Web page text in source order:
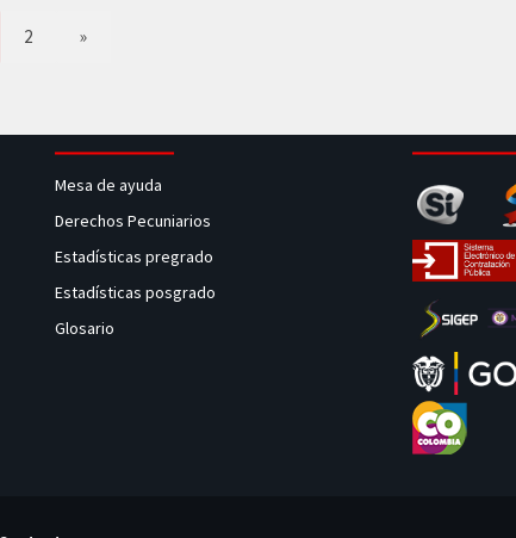
2 »
Mesa de ayuda
Derechos Pecuniarios
Estadísticas pregrado
Estadísticas posgrado
Glosario